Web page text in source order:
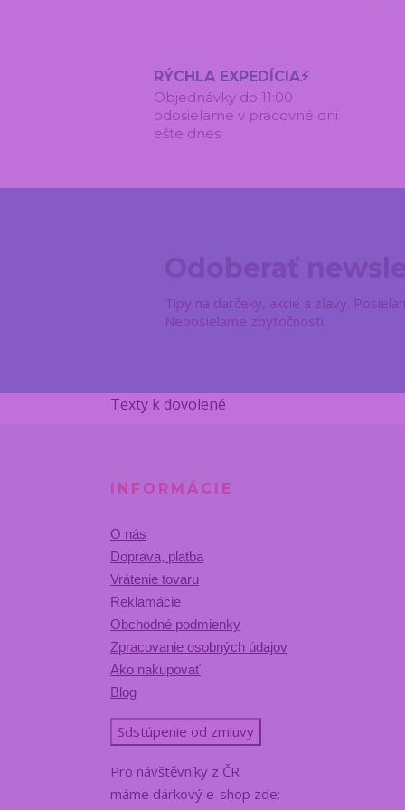
RÝCHLA EXPEDÍCIA⚡
Objednávky do 11:00
odosielame v pracovné dni
ešte dnes
Tipy na darčeky, akcie a zľavy.
Neposielame zbytočnosti.
Texty k dovolené
INFORMÁCIE
O nás
Doprava, platba
Vrátenie tovaru
Reklamácie
Obchodné podmienky
Zpracovanie osobných údajov
Ako nakupovať
Blog
Sdstúpenie od zmluvy
Pro návštěvníky z ČR
máme dárkový e-shop zde: